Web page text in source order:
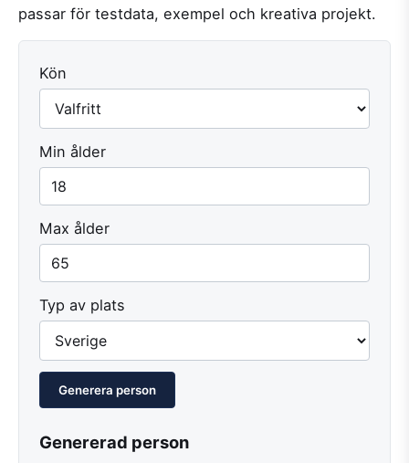
passar för testdata, exempel och kreativa projekt.
Kön
Min ålder
Max ålder
Typ av plats
Generera person
Genererad person